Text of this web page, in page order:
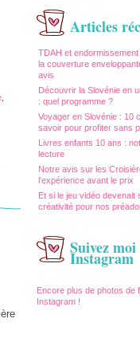
Articles
TDAH et
la couverture
avis
Découvrir la Slovénie en
: quel programme ?
Voyager en Slovénie : 10
savoir pour profiter sans
Livres enfants 10 ans :
lecture
Notre avis sur les
l'expérience avant le prix
Et si le jeu vidéo devenait
créativité pour nos
Suivez
Instagram
Encore plus de photos de
Instagram !